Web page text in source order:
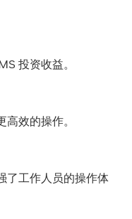
投资收益。
效的操作。
了工作人员的操作体